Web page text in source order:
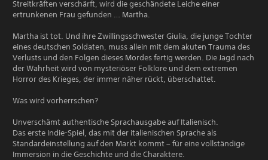
Streitkräften verschärft, wird die geschändete Leiche einer
ertrunkenen Frau gefunden … Martha.
Martha ist tot. Und ihre Zwillingsschwester Giulia, die junge Tochter
eines deutschen Soldaten, muss allein mit dem akuten Trauma des
Verlusts und den Folgen dieses Mordes fertig werden. Die Jagd nach
der Wahrheit wird von mysteriöser Folklore und dem extremen
Horror des Krieges, der immer näher rückt, überschattet.
Was wird vorherrschen?
Unverschämt authentische Sprachausgabe auf Italienisch.
Das erste Indie-Spiel, das mit der italienischen Sprache als
Standardeinstellung auf den Markt kommt – für eine vollständige
Immersion in die Geschichte und die Charaktere.